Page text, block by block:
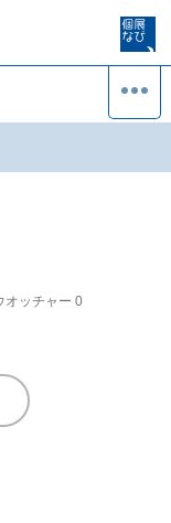
オッチャー 0